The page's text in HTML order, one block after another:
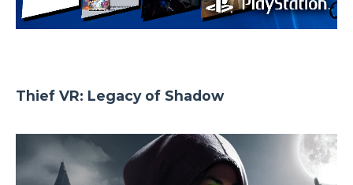
Thief VR: Legacy of Shadow